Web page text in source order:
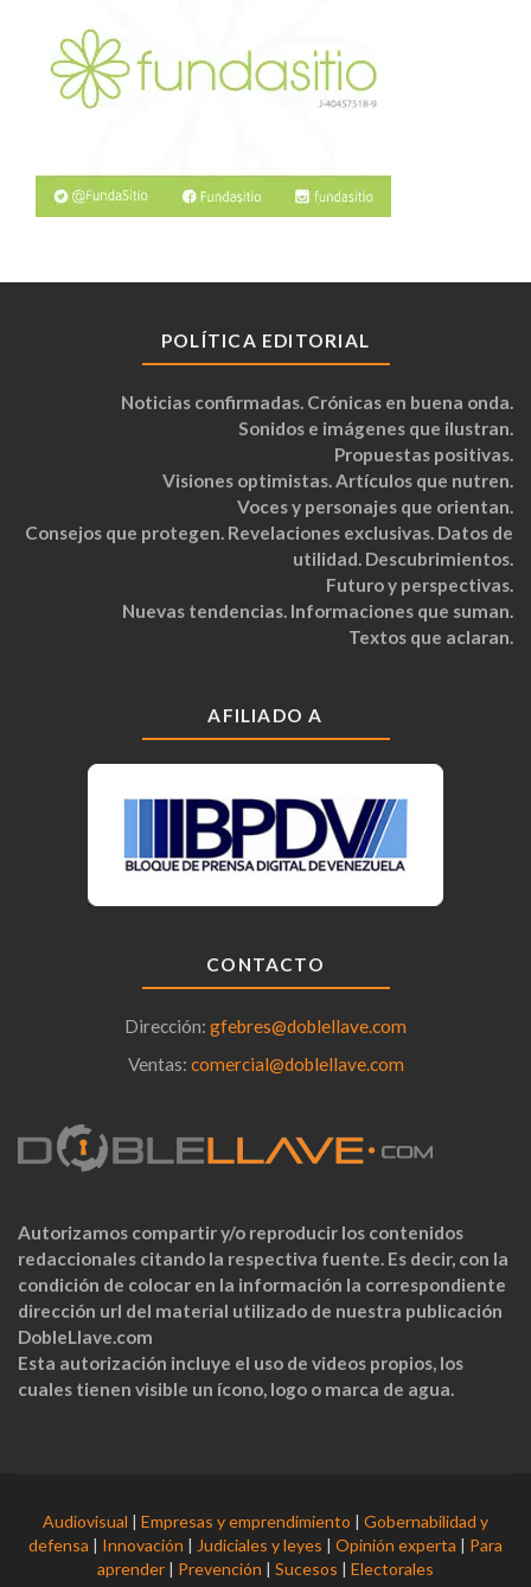
POLÍTICA EDITORIAL
Noticias confirmadas. Crónicas en buena onda.
Sonidos e imágenes que ilustran.
Propuestas positivas.
Visiones optimistas. Artículos que nutren.
Voces y personajes que orientan.
Consejos que protegen. Revelaciones exclusivas. Datos de
utilidad. Descubrimientos.
Futuro y perspectivas.
Nuevas tendencias. Informaciones que suman.
Textos que aclaran.
AFILIADO A
CONTACTO
Dirección: gfebres@doblellave.com
Ventas: comercial@doblellave.com
Autorizamos compartir y/o reproducir los contenidos
redaccionales citando la respectiva fuente. Es decir, con la
condición de colocar en la información la correspondiente
dirección url del material utilizado de nuestra publicación
DobleLlave.com
Esta autorización incluye el uso de videos propios, los
cuales tienen visible un ícono, logo o marca de agua.
Audiovisual | Empresas y emprendimiento | Gobernabilidad y
defensa | Innovación | Judiciales y leyes | Opinión experta | Para
aprender | Prevención | Sucesos | Electorales